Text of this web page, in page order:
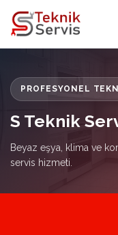
PROFESYONEL
S Teknik
Beyaz eşya, klima ve
servis hizmeti.